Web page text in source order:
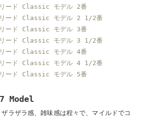
リード Classic モデル 2番
リード Classic モデル 2 1/2番
リード Classic モデル 3番
リード Classic モデル 3 1/2番
リード Classic モデル 4番
リード Classic モデル 4 1/2番
リード Classic モデル 5番
Model
ラザラ感、雑味感は程々で、マイルドでコ